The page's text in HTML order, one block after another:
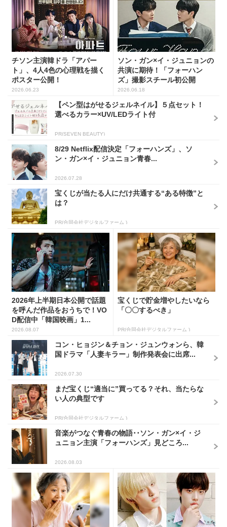
チソン主演韓ドラ「アパー
ト」、4人4色の心理戦を描く
ポスター公開！
2026.06.23
ソン・ガン×イ・ジュニョンの
共演に期待！「フォーハン
ズ」撮影スチール初公開
2026.06.18
【ペン型はがせるジェルネイル】５点セット！
選べるカラー×UV/LEDライト付
PR(SEVEN BEAUTY)
8/29 Netflix配信決定「フォーハンズ」、ソ
ン・ガン×イ・ジュニョン青春...
2026.07.28
宝くじが当たる人にだけ共通する“ある特徴”と
は？
PR(合同会社デジタルファーム )
2026年上半期日本公開で話題
を呼んだ作品をおうちで！VO
D配信中「韓国映画」1...
2026.08.07
宝くじで貯金増やしたいなら
「〇〇するべき」
PR(合同会社デジタルファーム )
コン・ヒョジン＆チョン・ジュンウォンら、韓
国ドラマ「人妻キラー」制作発表会に出席...
2026.07.30
まだ宝くじ“適当に”買ってる？それ、当たらな
い人の典型です
PR(合同会社デジタルファーム )
音楽がつなぐ青春の物語･･ソン・ガン×イ・ジ
ュニョン主演「フォーハンズ」見どころ...
2026.08.03